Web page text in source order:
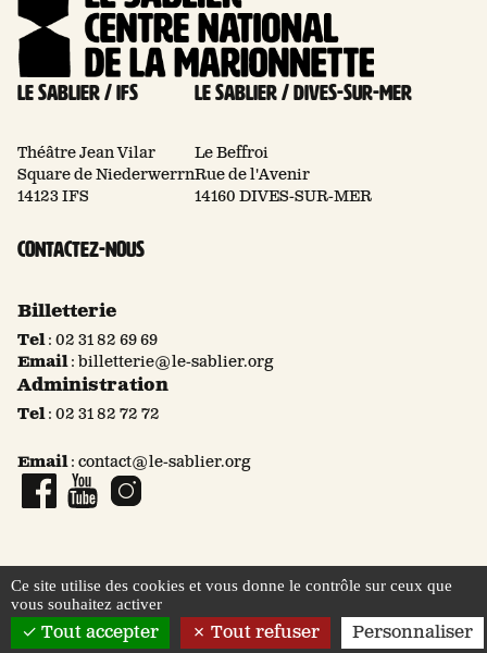
Le Sablier / Ifs
Théâtre Jean Vilar
Square de Niederwerrn
14123 IFS
Le Sablier / Dives-sur-mer
Le Beffroi
Rue de l'Avenir
14160 DIVES-SUR-MER
Contactez-nous
Billetterie
Tel: 02 31 82 69 69
Email:billetterie@le-sablier.org
Administration
Tel: 02 31 82 72 72
Email: contact@le-sablier.org
Mentions légales
Ce site utilise des cookies et vous donne le contrôle sur ceux que
vous souhaitez activer
Tout accepter Tout refuser Personnaliser